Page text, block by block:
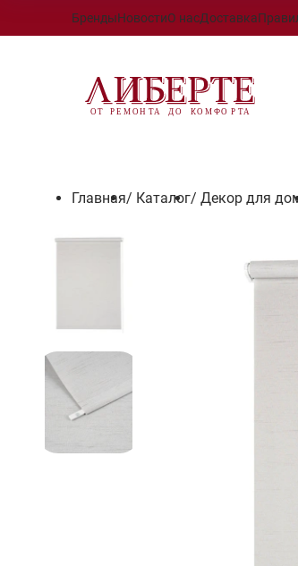
БрендыНовостиО насДоставка
Главная/ Каталог/ Декор для